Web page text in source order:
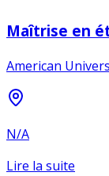
Maîtrise en
American
N/A
Lire la suite